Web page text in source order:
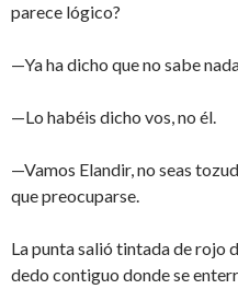
parece lógico?
—Ya ha dicho que no sabe
—Lo habéis dicho vos, no él.
—Vamos Elandir, no seas
que preocuparse.
La punta salió tintada de rojo
dedo contiguo donde se